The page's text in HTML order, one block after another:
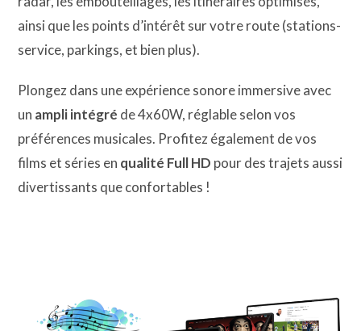
ainsi que les points d’intérêt sur votre route (stations-
service, parkings, et bien plus).
Plongez dans une expérience sonore immersive avec
un ampli intégré de 4x60W, réglable selon vos
préférences musicales. Profitez également de vos
films et séries en qualité Full HD pour des trajets aussi
divertissants que confortables !